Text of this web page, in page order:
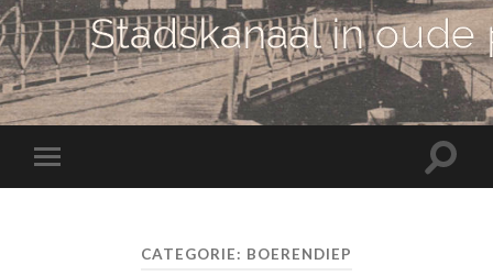
Stadskanaal in oude
Schakel
naar
CATEGORIE: BOERENDIEP